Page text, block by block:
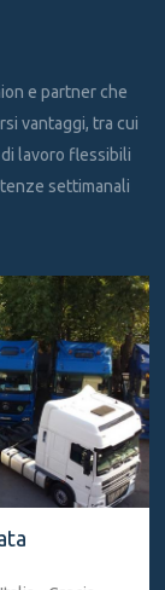
e partner che
vantaggi, tra cui
lavoro flessibili
settimanali